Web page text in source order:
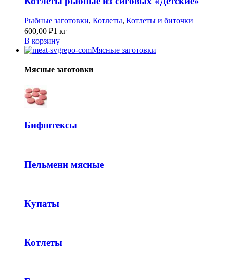
Рыбные заготовки, Котлеты, Котлеты и биточки
600,00 ₽1 кг
В корзину
Мясные заготовки
Мясные заготовки
Бифштексы
Пельмени мясные
Купаты
Котлеты